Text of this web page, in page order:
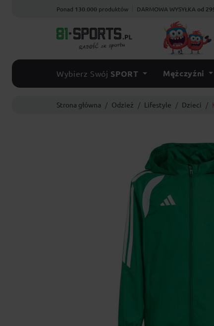
Ponad 130.000 produktów DARMOWA WYSYŁKA od
Wybierz Swój SPORT Mężczyźni
Strona główna Odzież Lifestyle Dzieci